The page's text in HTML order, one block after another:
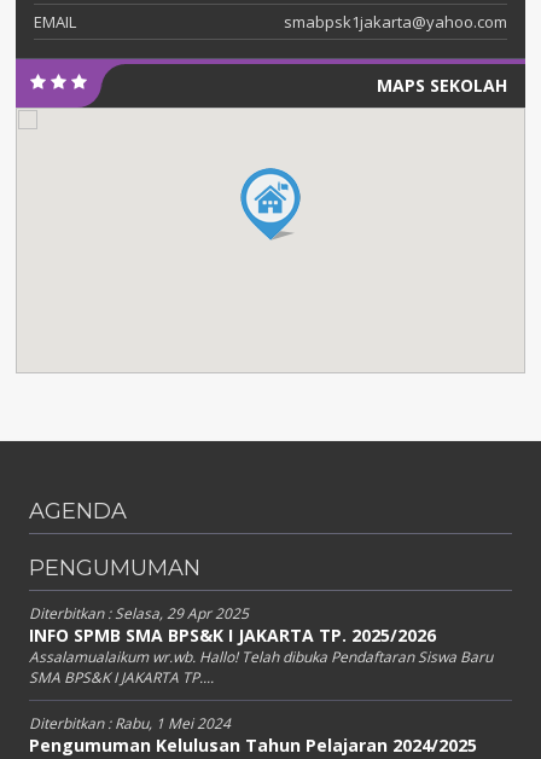
EMAIL
smabpsk1jakarta@yahoo.com
MAPS SEKOLAH
AGENDA
PENGUMUMAN
Diterbitkan :Selasa, 29 Apr 2025
INFO SPMB SMA BPS&K I JAKARTA TP. 2025/2026
Assalamualaikum wr.wb. Hallo! Telah dibuka Pendaftaran Siswa Baru
SMA BPS&K I JAKARTA TP....
Diterbitkan :Rabu, 1 Mei 2024
Pengumuman Kelulusan Tahun Pelajaran 2024/2025